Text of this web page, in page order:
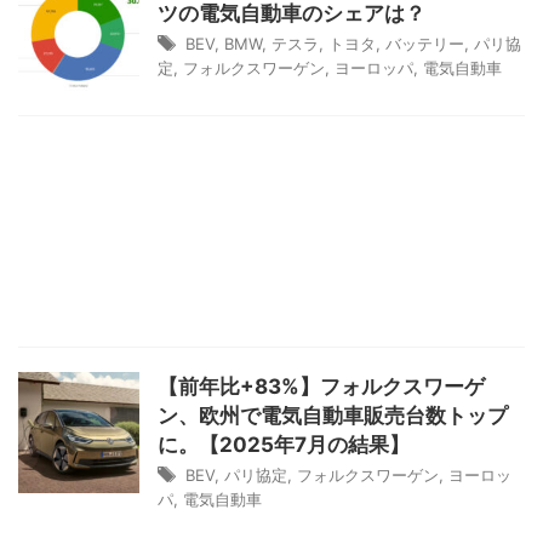
ツの電気自動車のシェアは？
BEV, BMW, テスラ トヨタ バッテリー
パリ協
定
フォルクスワーゲン ヨーロッパ 電気自動車
【前年比+83%】フォルクスワーゲ
ン、欧州で電気自動車販売台数トップ
に。【2025年7月の結果】
BEV, パリ協定 フォルクスワーゲン
ヨーロッ
パ 電気自動車